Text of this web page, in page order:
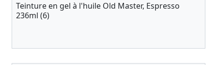
Teinture en gel à l'huile Old Master, Espresso
236ml (6)